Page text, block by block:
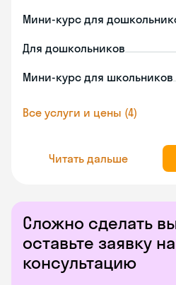
Мини-курс для
Для дошкольников
Мини-курс для школьников
Все услуги и цены (4)
Читать дальше
Сложно сделать
оставьте заявку
консультацию